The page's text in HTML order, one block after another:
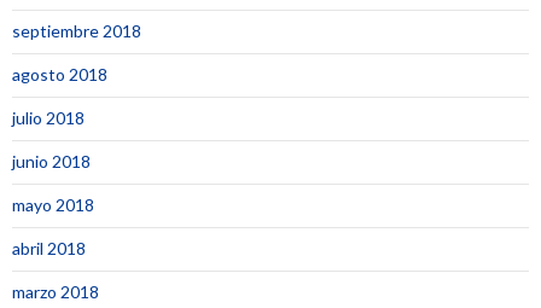
septiembre 2018
agosto 2018
julio 2018
junio 2018
mayo 2018
abril 2018
marzo 2018